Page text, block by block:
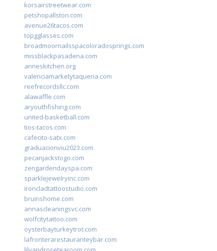
korsairstreetwear.com
petshopallston.com
avenue26tacos.com
topgglasses.com
broadmoornailsspacoloradosprings.com
missblackpasadena.com
anneskitchen.org
valenciamarketytaqueria.com
reefrecordsllc.com
alawaffle.com
aryouthfishing.com
united-basketball.com
tios-tacos.com
cafecito-satx.com
graduacionviu2023.com
pecanjackstogo.com
zengardendayspa.com
sparklejewelryinc.com
ironcladtattoostudio.com
bruinshome.com
annascleaningsvc.com
wolfcitytattoo.com
oysterbayturkeytrot.com
lafronterarestauranteybar.com